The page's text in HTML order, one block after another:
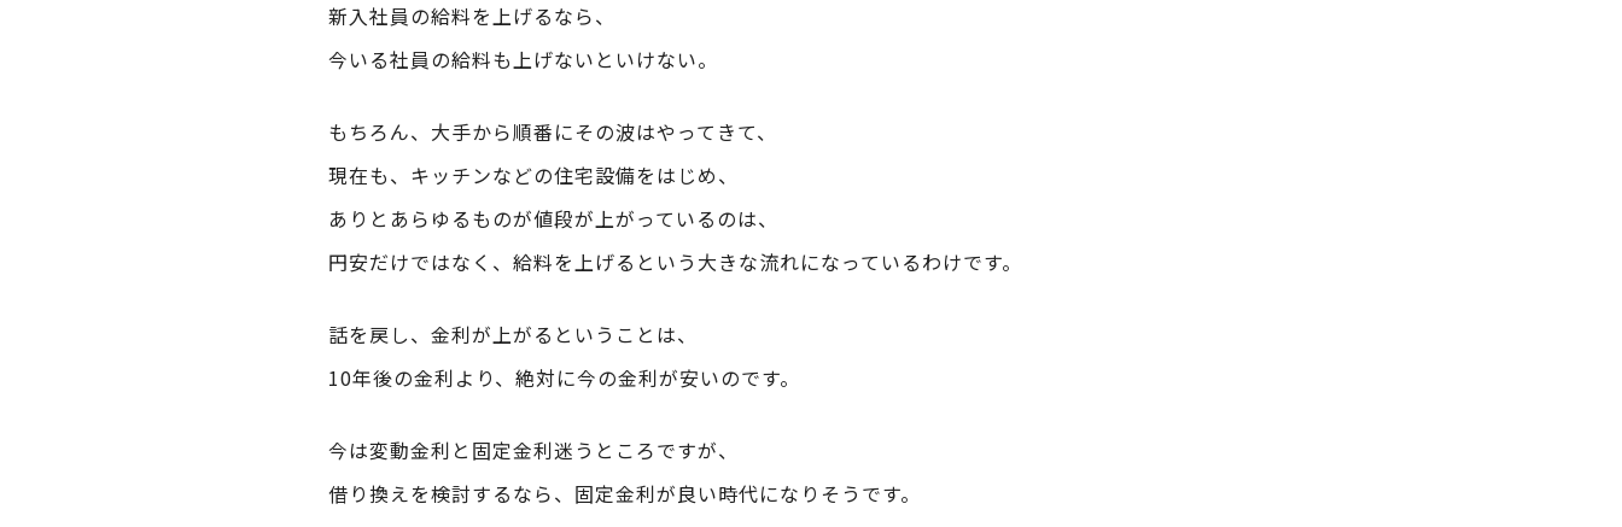
新入社員の給料を上げるなら、
今いる社員の給料も上げないといけない。
もちろん、大手から順番にその波はやってきて、
現在も、キッチンなどの住宅設備をはじめ、
ありとあらゆるものが値段が上がっているのは、
円安だけではなく、給料を上げるという大きな流れになっているわけです。
話を戻し、金利が上がるということは、
10年後の金利より、絶対に今の金利が安いのです。
今は変動金利と固定金利迷うところですが、
借り換えを検討するなら、固定金利が良い時代になりそうです。